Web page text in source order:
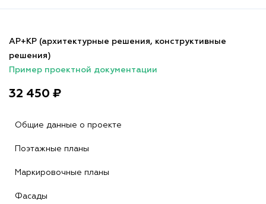
АР+КР (архитектурные решения, конструктивные
решения)
Пример проектной документации
32 450 ₽
Общие данные о проекте
Поэтажные планы
Маркировочные планы
Фасады